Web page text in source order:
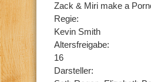
Zack & Miri make a
Regie:
Kevin Smith
Altersfreigabe:
16
Darsteller: